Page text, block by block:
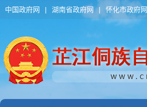
中国政府网 | 湖南省政府网 | 怀化市政府网